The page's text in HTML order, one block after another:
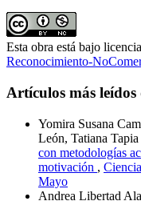
Esta obra está bajo
Reconocimiento-
Artículos más
Yomira Susana
León, Tatiana Tapia
con metodologías
motivación ,
Mayo
Andrea Libertad